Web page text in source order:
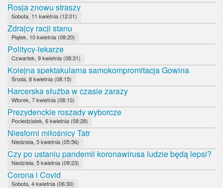
Rosja znowu straszy
Sobota, 11 kwietnia (12:01)
Zdrajcy racji stanu
Piątek, 10 kwietnia (08:20)
Politycy-lekarze
Czwartek, 9 kwietnia (08:31)
Kolejna spektakularna samokompromitacja Gowina
Środa, 8 kwietnia (08:15)
Harcerska służba w czasie zarazy
Wtorek, 7 kwietnia (08:10)
Prezydenckie roszady wyborcze
Poniedziałek, 6 kwietnia (08:28)
Niesforni miłośnicy Tatr
Niedziela, 5 kwietnia (05:56)
Czy po ustaniu pandemii koronawirusa ludzie będą lepsi?
Niedziela, 5 kwietnia (09:23)
Corona i Covid
Sobota, 4 kwietnia (06:30)